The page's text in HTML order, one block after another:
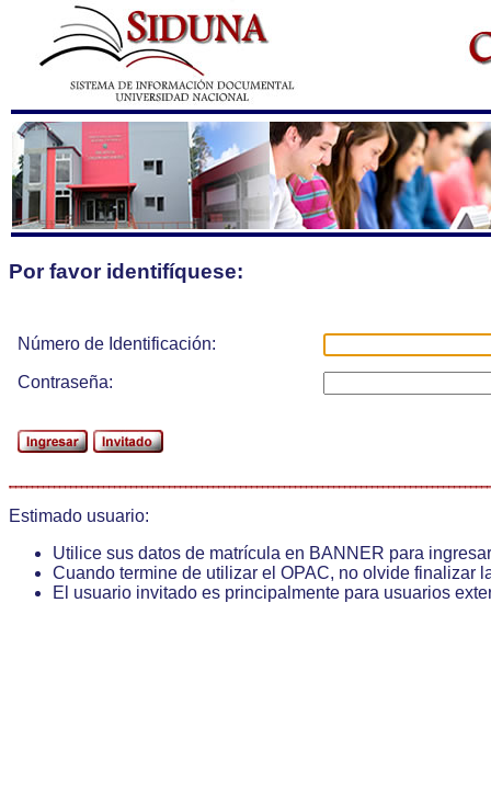
Por favor identifíquese:
Número de Identificación:
Contraseña:
Estimado usuario:
Utilice sus datos de matrícula en BANNER para ingresar
Cuando termine de utilizar el OPAC, no olvide finalizar
El usuario invitado es principalmente para usuarios